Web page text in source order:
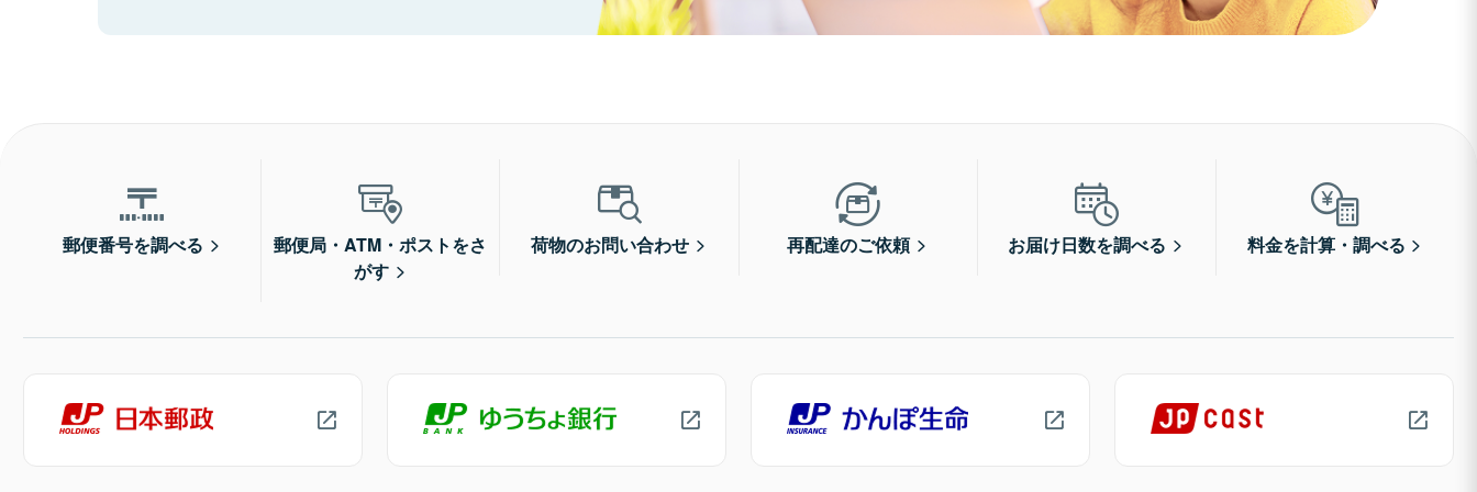
郵便番号を調べる
郵便局・ATM・ポストをさ
がす
荷物のお問い合わせ 再配達のご依頼 お届け日数を調べる 料金を計算・調べる